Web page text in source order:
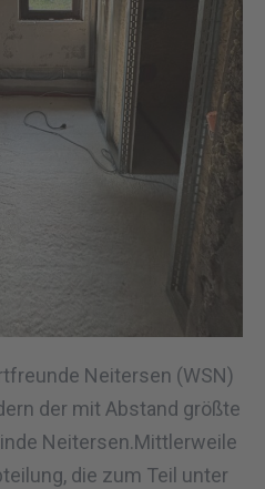
Neitersen (WSN)
der mit Abstand größte
Neitersen.Mittlerweile
die zum Teil unter